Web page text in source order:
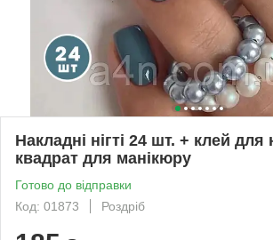
Накладні нігті 24 шт. + клей для
квадрат для манікюру
Готово до відправки
Код: 01873
Роздріб